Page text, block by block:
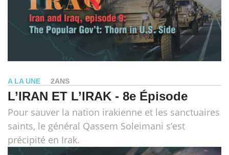
A LA UNE 2ANS
L’IRAN ET L’IRAK - 8e Épisode
Pour sauver la nation irakienne et les sanctuaires
saints, le général Qassem Soleimani s’est
précipité en Irak.